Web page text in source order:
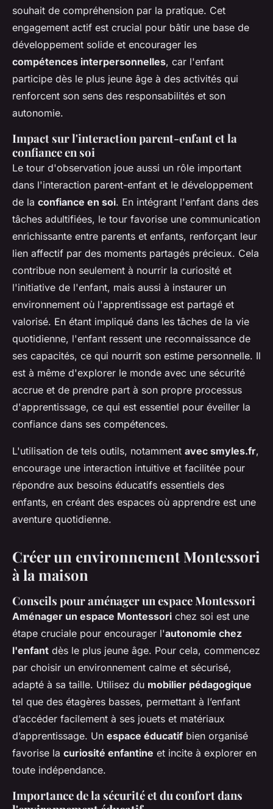
souhait de compréhension par la pratique. Cet
engagement actif est crucial pour bâtir une base de
développement solide et encourager les
compétences interpersonnelles, car l'enfant
participe dès le plus jeune âge à des activités qui
renforcent son sens des responsabilités et son
autonomie.
Impact sur l'interaction parent-enfant et la
confiance en soi
Le tour d'observation joue aussi un rôle important
dans l'interaction parent-enfant et le développement
de la confiance en soi. En intégrant l'enfant dans des
tâches adultifiées, le tour favorise une communication
enrichissante entre parents et enfants, renforçant leur
lien affectif par des moments partagés précieux. Cela
contribue non seulement à nourrir la curiosité et
l'initiative de l'enfant, mais aussi à instaurer un
environnement où l'apprentissage est partagé et
valorisé. En étant impliqué dans les tâches de la vie
quotidienne, l'enfant ressent une reconnaissance de
ses capacités, ce qui nourrit son estime personnelle. Il
est à même d'explorer le monde avec une sécurité
accrue et de prendre part à son propre processus
d'apprentissage, ce qui est essentiel pour éveiller la
confiance dans ses compétences.
L'utilisation de tels outils, notamment avec smyles.fr,
encourage une interaction intuitive et facilitée pour
répondre aux besoins éducatifs essentiels des
enfants, en créant des espaces où apprendre est une
aventure quotidienne.
Créer un environnement Montessori
à la maison
Conseils pour aménager un espace Montessori
Aménager un espace Montessori chez soi est une
étape cruciale pour encourager l'autonomie chez
l'enfant dès le plus jeune âge. Pour cela, commencez
par choisir un environnement calme et sécurisé,
adapté à sa taille. Utilisez du mobilier pédagogique
tel que des étagères basses, permettant à l’enfant
d’accéder facilement à ses jouets et matériaux
d’apprentissage. Un espace éducatif bien organisé
favorise la curiosité enfantine et incite à explorer en
toute indépendance.
Importance de la sécurité et du confort dans